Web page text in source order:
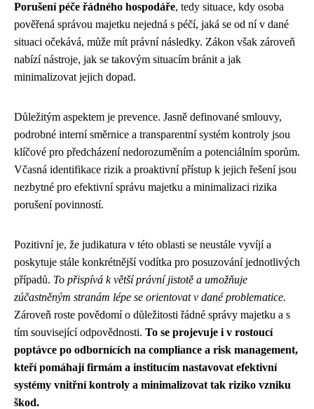
Porušení péče řádného hospodáře, tedy situace, kdy osoba
pověřená správou majetku nejedná s péčí, jaká se od ní v dané
situaci očekává, může mít právní následky. Zákon však zároveň
nabízí nástroje, jak se takovým situacím bránit a jak
minimalizovat jejich dopad.
Důležitým aspektem je prevence. Jasně definované smlouvy,
podrobné interní směrnice a transparentní systém kontroly jsou
klíčové pro předcházení nedorozuměním a potenciálním sporům.
Včasná identifikace rizik a proaktivní přístup k jejich řešení jsou
nezbytné pro efektivní správu majetku a minimalizaci rizika
porušení povinností.
Pozitivní je, že judikatura v této oblasti se neustále vyvíjí a
poskytuje stále konkrétnější vodítka pro posuzování jednotlivých
případů. To přispívá k větší právní jistotě a umožňuje
zúčastněným stranám lépe se orientovat v dané problematice.
Zároveň roste povědomí o důležitosti řádné správy majetku a s
tím související odpovědnosti. To se projevuje i v rostoucí
poptávce po odbornících na compliance a risk management,
kteří pomáhají firmám a institucím nastavovat efektivní
systémy vnitřní kontroly a minimalizovat tak riziko vzniku
škod.